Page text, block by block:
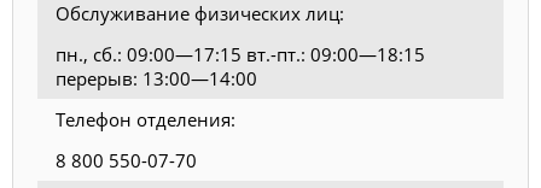
Обслуживание физических лиц:
пн., сб.: 09:00—17:15 вт.-пт.: 09:00—18:15
перерыв: 13:00—14:00
Телефон отделения:
8 800 550-07-70